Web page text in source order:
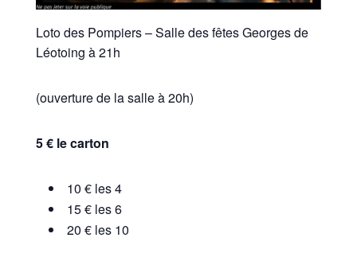
Loto des Pompiers – Salle des fêtes Georges de
Léotoing à 21h
(ouverture de la salle à 20h)
5 € le carton
10 € les 4
15 € les 6
20 € les 10